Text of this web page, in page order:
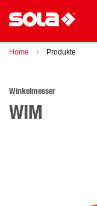
Home Produkte
Winkelmesser
WIM